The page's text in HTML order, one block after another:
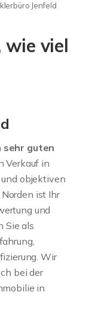
Jenfeld
wie viel
sehr guten
Verkauf in
objektiven
ist Ihr
und
Sie als
Wir
bei der
in